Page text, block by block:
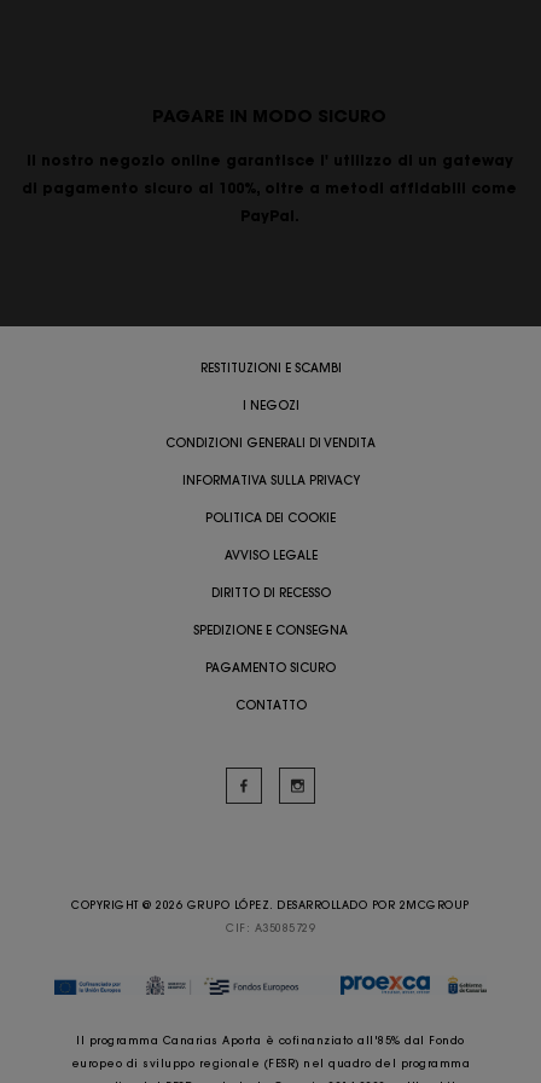
PAGARE IN MODO SICURO
Il nostro negozio online garantisce l' utilizzo di un gateway
di pagamento sicuro al 100%, oltre a metodi affidabili come
PayPal.
RESTITUZIONI E SCAMBI
I NEGOZI
CONDIZIONI GENERALI DI VENDITA
INFORMATIVA SULLA PRIVACY
POLITICA DEI COOKIE
AVVISO LEGALE
DIRITTO DI RECESSO
SPEDIZIONE E CONSEGNA
PAGAMENTO SICURO
CONTATTO
COPYRIGHT @ 2026 GRUPO LÓPEZ. DESARROLLADO POR 2MCGROUP
CIF: A35085729
Il programma Canarias Aporta è cofinanziato all'85% dal Fondo
europeo di sviluppo regionale (FESR) nel quadro del programma